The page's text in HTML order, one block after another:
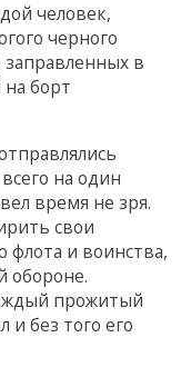
человек,
черного
в
борт
на один
время не зря.
свои
флота и воинства,
обороне.
прожитый
и без того его